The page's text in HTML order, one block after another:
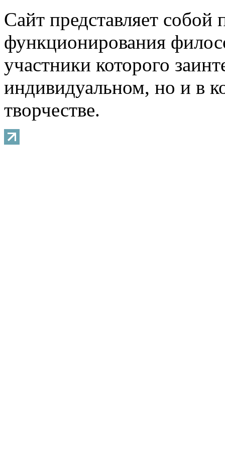
Сайт представляет собой
функционирования
участники которого
индивидуальном, но и в
творчестве.